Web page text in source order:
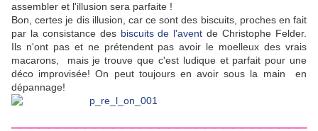
assembler et l'illusion sera parfaite !
Bon, certes je dis illusion, car ce sont des biscuits, proches en fait
par la consistance des biscuits de l'avent de Christophe Felder.
Ils n'ont pas et ne prétendent pas avoir le moelleux des vrais
macarons, mais je trouve que c'est ludique et parfait pour une
déco improvisée! On peut toujours en avoir sous la main en
dépannage!